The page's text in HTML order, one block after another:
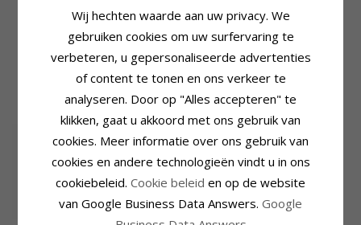
Hart
Hanger Met Ketting
Edelmetaal: Zilver
Oppervlak: Mat
Breedte: 10,0 mm
Levertijd
Levertijd: 4-5 Weekdagen
KLANTEN KOPEN OOK
Wij hechten waarde aan uw privacy. We
gebruiken cookies om uw surfervaring te
verbeteren, u gepersonaliseerde advertenties
of content te tonen en ons verkeer te
analyseren. Door op "Alles accepteren" te
klikken, gaat u akkoord met ons gebruik van
cookies. Meer informatie over ons gebruik van
cookies en andere technologieën vindt u in ons
cookiebeleid. Cookie beleid en op de website
van Google Business Data Answers. Google